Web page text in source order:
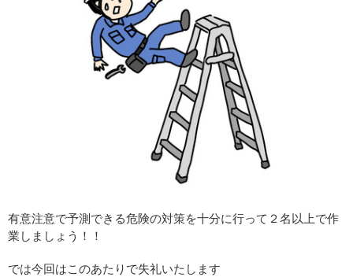
有意注意で予測できる危険の対策を十分に行って２名以上で作
業しましょう！！
では今回はこのあたりで失礼いたします